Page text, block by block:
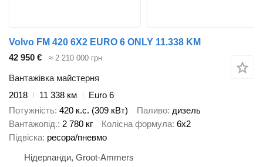
Volvo FM 420 6X2 EURO 6 ONLY 11.338 KM
42 950 €
≈ 2 210 000 грн
Вантажівка майстерня
2018
11 338 км
Euro 6
Потужність 420 к.с. (309 кВт) Паливо дизель
Вантажопід. 2 780 кг Колісна формула 6x2
Підвіска ресора/пневмо
Нідерланди, Groot-Ammers